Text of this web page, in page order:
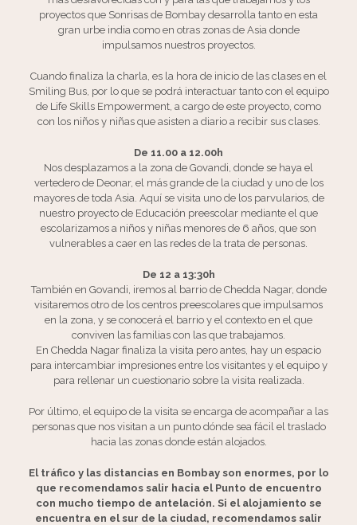
proyectos que Sonrisas de Bombay desarrolla tanto en esta
gran urbe india como en otras zonas de Asia donde
impulsamos nuestros proyectos.
Cuando finaliza la charla, es la hora de inicio de las clases en el
Smiling Bus, por lo que se podrá interactuar tanto con el equipo
de Life Skills Empowerment, a cargo de este proyecto, como
con los niños y niñas que asisten a diario a recibir sus clases.
De 11.00 a 12.00h
Nos desplazamos a la zona de Govandi, donde se haya el
vertedero de Deonar, el más grande de la ciudad y uno de los
mayores de toda Asia. Aquí se visita uno de los parvularios, de
nuestro proyecto de Educación preescolar mediante el que
escolarizamos a niños y niñas menores de 6 años, que son
vulnerables a caer en las redes de la trata de personas.
De 12 a 13:30h
También en Govandi, iremos al barrio de Chedda Nagar, donde
visitaremos otro de los centros preescolares que impulsamos
en la zona, y se conocerá el barrio y el contexto en el que
conviven las familias con las que trabajamos.
En Chedda Nagar finaliza la visita pero antes, hay un espacio
para intercambiar impresiones entre los visitantes y el equipo y
para rellenar un cuestionario sobre la visita realizada.
Por último, el equipo de la visita se encarga de acompañar a las
personas que nos visitan a un punto dónde sea fácil el traslado
hacia las zonas donde están alojados.
El tráfico y las distancias en Bombay son enormes, por lo
que recomendamos salir hacia el Punto de encuentro
con mucho tiempo de antelación. Si el alojamiento se
encuentra en el sur de la ciudad, recomendamos salir